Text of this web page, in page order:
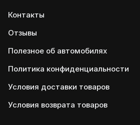
Контакты
Отзывы
Полезное об автомобилях
Политика конфиденциальности
Условия доставки товаров
Условия возврата товаров